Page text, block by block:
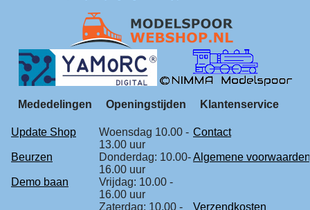
Mededelingen Openingstijden Klantenservice
Update Shop
Woensdag 10.00 -
13.00 uur
Contact
Beurzen
Donderdag: 10.00-
16.00 uur
Algemene voorwaarden
Demo baan
Vrijdag: 10.00 -
16.00 uur
Zaterdag: 10.00 -
Verzendkosten